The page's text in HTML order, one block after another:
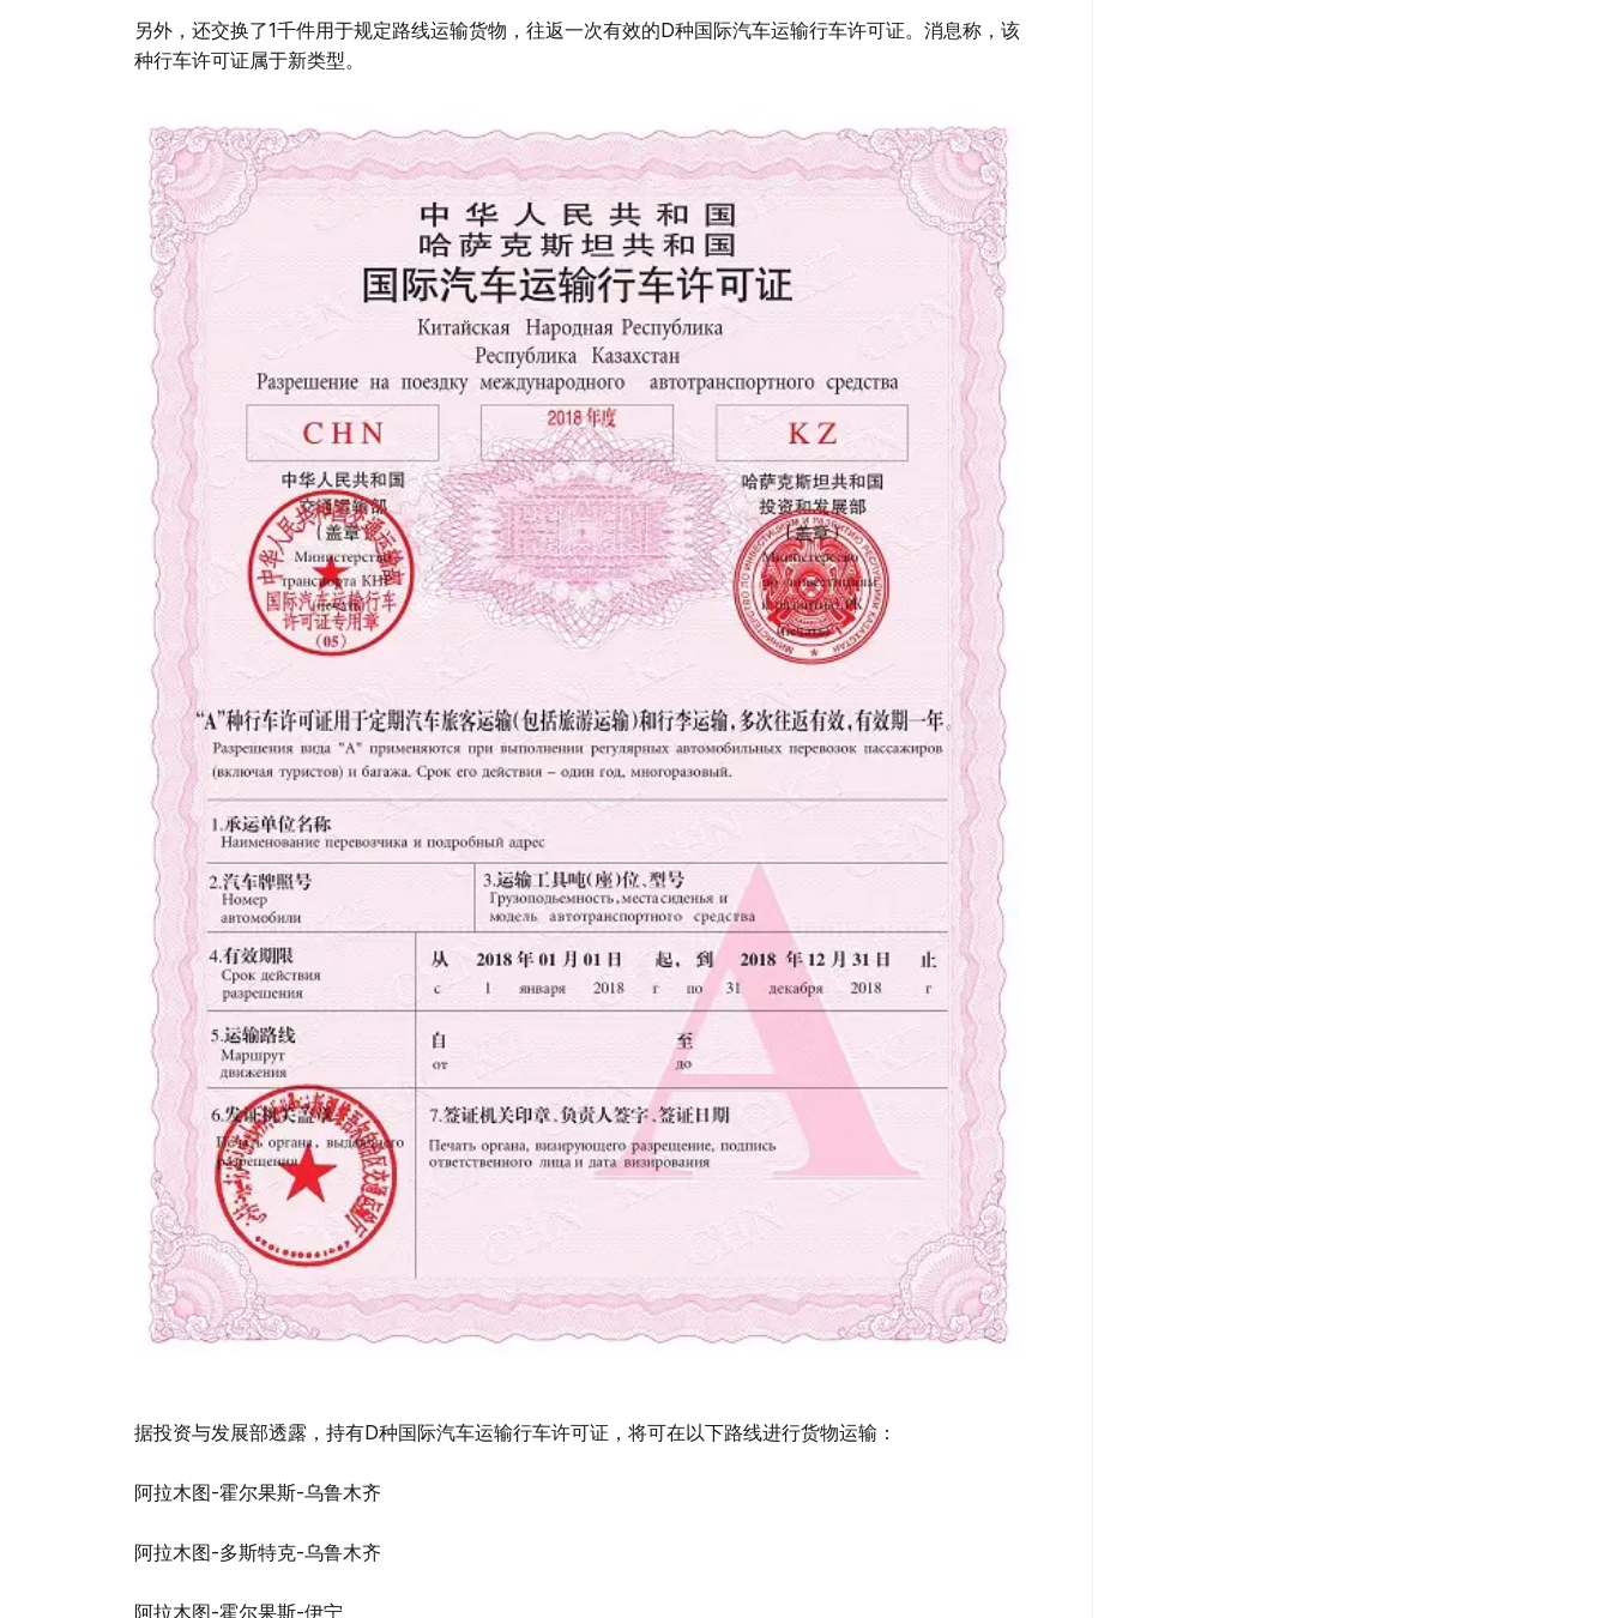
另外，还交换了1千件用于规定路线运输货物，往返一次有效的D种国际汽车运输行车许可证。消息称，该
种行车许可证属于新类型。
据投资与发展部透露，持有D种国际汽车运输行车许可证，将可在以下路线进行货物运输：
阿拉木图-霍尔果斯-乌鲁木齐
阿拉木图-多斯特克-乌鲁木齐
阿拉木图-霍尔果斯-伊宁